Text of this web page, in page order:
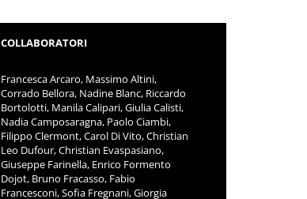
COLLABORATORI
Francesca Arcaro, Massimo Altini,
Corrado Bellora, Nadine Blanc, Riccardo
Bortolotti, Manila Calipari, Giulia Calisti,
Nadia Camposaragna, Paolo Ciambi,
Filippo Clermont, Carol Di Vito, Christian
Leo Dufour, Christian Evaspasiano,
Giuseppe Farinella, Enrico Formento
Dojot, Bruno Fracasso, Fabio
Francesconi, Sofia Fregnani, Giorgia